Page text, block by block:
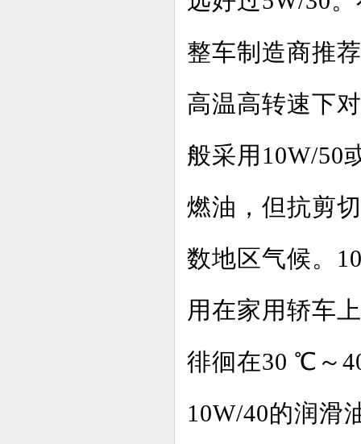
整车制造商推
高温高转速下
般采用10W/50
燃油，但抗剪
数地区气候。
用在家用轿车
徘徊在30 ℃～
10W/40的润滑